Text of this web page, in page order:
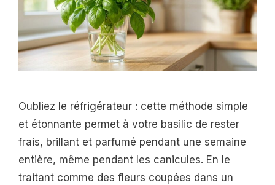
Oubliez le réfrigérateur : cette méthode simple
et étonnante permet à votre basilic de rester
frais, brillant et parfumé pendant une semaine
entière, même pendant les canicules. En le
traitant comme des fleurs coupées dans un